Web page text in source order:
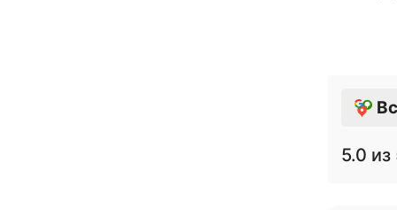
5.0 из